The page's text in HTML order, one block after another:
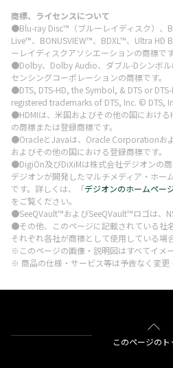
商標、ライセンスについて
●Blu-ray Disc™（ブルーレイディスク）、
Live™、BONUSVIEW™、BDXL™、Ultra HD
ーレイディスクアソシエーションの商標です
●Dolby、Dolby Audio、ダブル-Dシンボル
センシングコーポレーションの商標です。
●DTS, DTS-HD, the Symbol, & DTS or
registered trademarks of DTS, Inc. © DTS,
●HDMIは、米国およびその他の国におけ
の商標または登録商標です。
●OracleとJavaは、Oracle Corporationお
およびその他の国における登録商標です。
●DigiOn及びDiXiMは株式会社デジオンの
デジオンが開発したマルチメディア・ホー
です。詳しくは、「デジオンのホームペー
をご覧ください。
●SeeQVault™およびSeeQVault™ロゴは、
●その他、このページに記載されている社
それぞれ各社が商標として使用している場
※このページの画像・説明図はすべてイメー
※ 商品の仕様・サービス等は予告なく変更
このページのト